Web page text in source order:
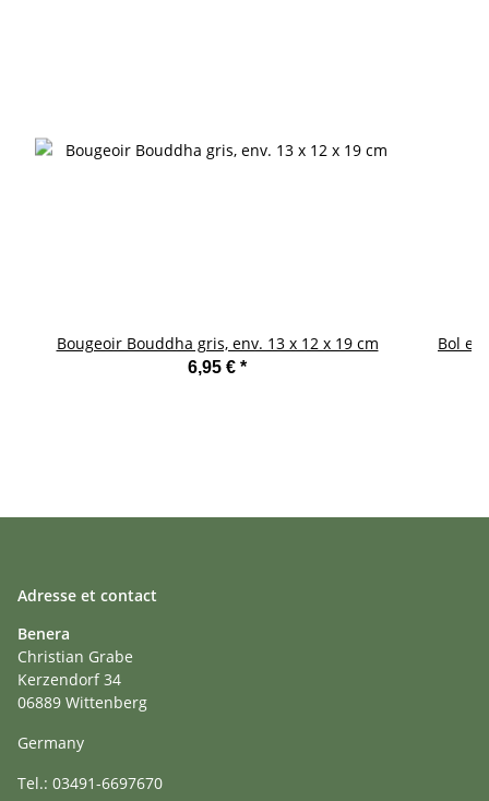
Bougeoir Bouddha gris, env. 13 x 12 x 19 cm
6,95 € *
Bol
Adresse et contact
Benera
Christian Grabe
Kerzendorf 34
06889 Wittenberg
Germany
Tel.: 03491-6697670